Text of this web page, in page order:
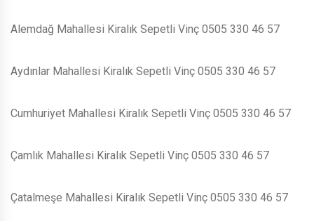
Alemdağ Mahallesi Kiralık Sepetli Vinç 0505 330 46 57
Aydınlar Mahallesi Kiralık Sepetli Vinç 0505 330 46 57
Cumhuriyet Mahallesi Kiralık Sepetli Vinç 0505 330 46 57
Çamlık Mahallesi Kiralık Sepetli Vinç 0505 330 46 57
Çatalmeşe Mahallesi Kiralık Sepetli Vinç 0505 330 46 57